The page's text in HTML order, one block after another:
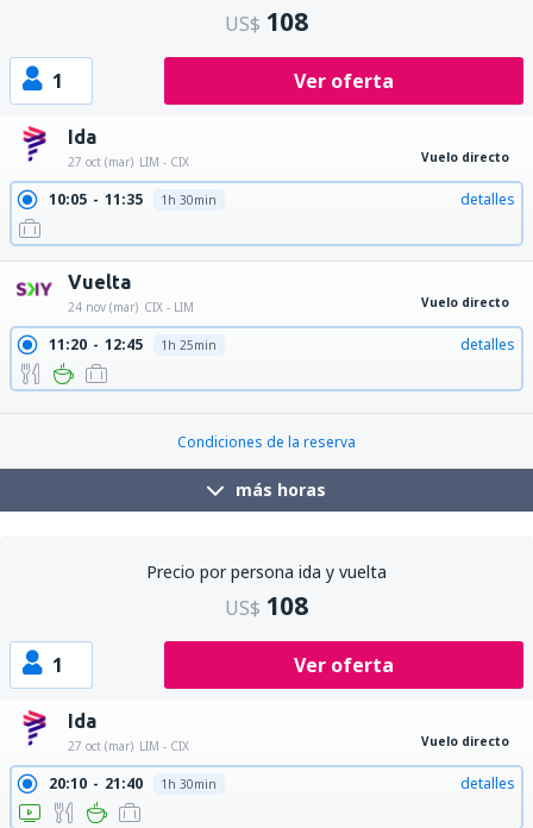
US$ 108
1 Ver oferta
Ida
27 oct (mar) LIM - CIX Vuelo directo
10:05 11:35 1h 30min detalles
Vuelta
24 nov (mar) CIX - LIM Vuelo directo
11:20 12:45 1h 25min detalles
Condiciones de la reserva
más horas
Precio por persona ida y vuelta
US$ 108
1 Ver oferta
Ida
27 oct (mar) LIM - CIX Vuelo directo
20:10 21:40 1h 30min detalles